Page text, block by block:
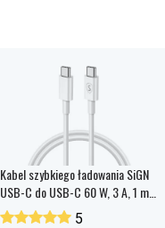
Kabel szybkiego ładowania SiGN
USB-C do USB-C 60 W, 3 A, 1 m
USB-C PD - biały
5